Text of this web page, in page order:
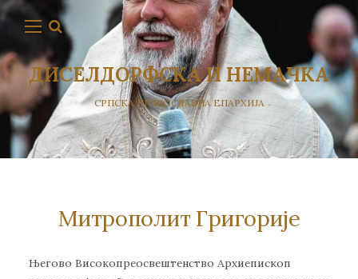
ДИСЕЛДОРФСКА И НЕМАЧКА
СРПСКА ПРАВОСЛАВНА ЕПАРХИЈА
Митрополит Григорије
Његово Високопреосвештенство Архиепископ